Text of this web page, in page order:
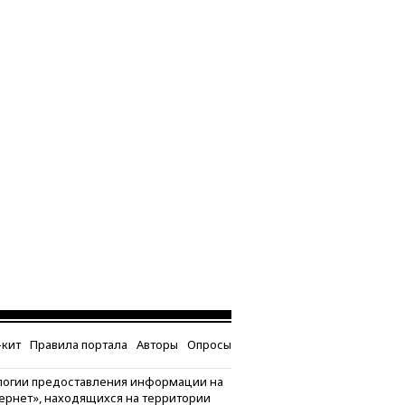
Правила портала Авторы Опросы
предоставления информации на
находящихся на территории